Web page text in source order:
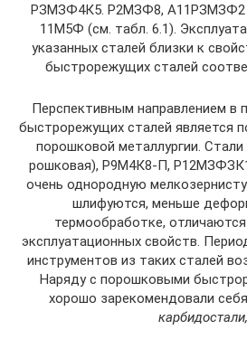
РЗМЗФ4К5. Р2МЗФ8, А11РЗМЗФ2
11М5Ф (см. табл. 6.1).
указанных сталей близки к
быстрорежущих сталей
Перспективным направлением в
быстрорежущих сталей является
порошковой металлургии.
рошковая), Р9М4К8-П,
очень однородную
шлифуются, меньше
термообработке,
эксплуатационных свойств.
инструментов из таких ста­лей
Наряду с порошковыми
хорошо зарекомендовали
карбидостали,